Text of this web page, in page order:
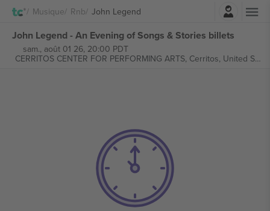
Musique Rnb John Legend
John Legend - An Evening of Songs & Stories billets
sam., août 01 26, 20:00 PDT
CERRITOS CENTER FOR PERFORMING ARTS, Cerritos, United States